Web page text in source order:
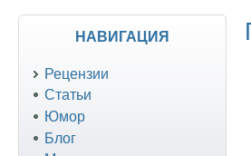
НАВИГАЦИЯ
Рецензии
Статьи
Юмор
Блог